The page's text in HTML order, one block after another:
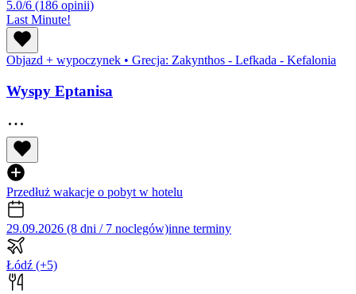
5.0/6 (186 opinii)
Last Minute!
Objazd + wypoczynek • Grecja: Zakynthos - Lefkada - Kefalonia
Wyspy Eptanisa
Przedłuż wakacje o pobyt w hotelu
29.09.2026 (8 dni / 7 noclegów)inne terminy
Łódź (+5)